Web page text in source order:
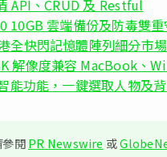
API、CRUD 及 Restful
雲端備份及防毒雙重
全快閃記憶體陣列細分市
解像度兼容 MacBook、
功能，一鍵選取人物及
閱PR Newswire 或